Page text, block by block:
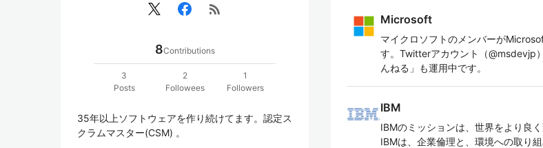
rss_feed
8Contributions
3
Posts
2
Followees
1
Followers
35年以上ソフトウェアを作り続けてます。認定ス
クラムマスター(CSM) 。
Microsoft
マイクロソフトのメンバーが
す。Twitterアカウント（@msdevjp
んねる」も運用中です。
IBM
IBMのミッションは、世界をより良
IBMは、企業倫理と、環境への取り